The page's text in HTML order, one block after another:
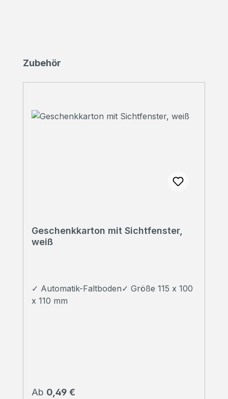
Produktgalerie überspringen
Zubehör
Geschenkkarton mit Sichtfenster,
weiß
✓ Automatik-Faltboden✓ Größe 115 x 100
x 110 mm
Regulärer Preis:
Ab 0,49 €